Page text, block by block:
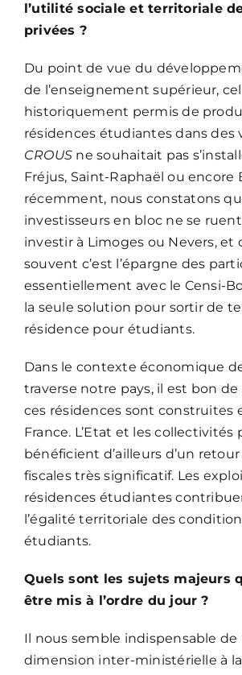
l’utilité sociale et territoriale
privées ?
Du point de vue du
de l’enseignement supérieur,
historiquement permis de
résidences étudiantes dans des
CROUS ne souhaitait pas
Fréjus, Saint-Raphaël ou encore
récemment, nous constatons
investisseurs en bloc ne se
investir à Limoges ou Nevers, et
souvent c’est l’épargne des
essentiellement avec le Censi-
la seule solution pour sortir de
résidence pour étudiants.
Dans le contexte économique
traverse notre pays, il est bon
ces résidences sont construites
France. L’Etat et les collectivités
bénéficient d’ailleurs d’un
fiscales très significatif. Les
résidences étudiantes
l’égalité territoriale des
étudiants.
Quels sont les sujets majeurs
être mis à l’ordre du jour ?
Il nous semble indispensable
dimension inter-ministérielle à